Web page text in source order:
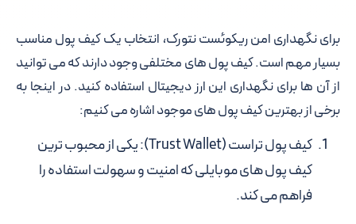
برای نگهداری امن ریکوئست نتورک، انتخاب یک کیف پول مناسب
بسیار مهم است. کیف پول های مختلفی وجود دارند که می توانید
از آن ها برای نگهداری این ارز دیجیتال استفاده کنید. در اینجا به
برخی از بهترین کیف پول های موجود اشاره می کنیم:
کیف پول تراست (Trust Wallet)
: یکی از محبوب ترین
کیف پول های موبایلی که امنیت و سهولت استفاده را
فراهم می کند.